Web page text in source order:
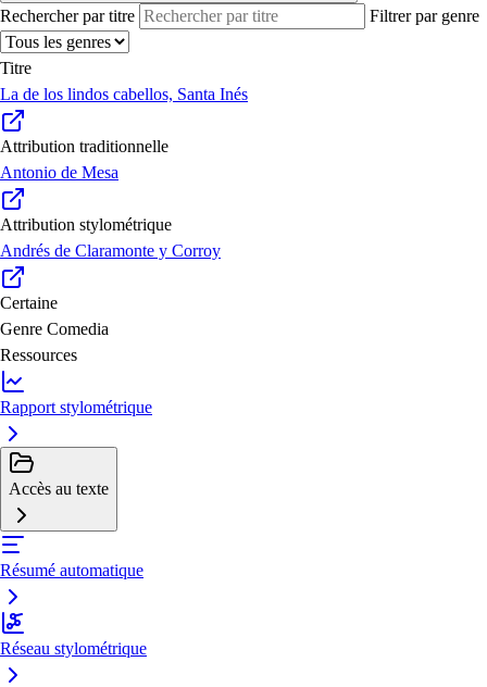
Rechercher par titre
Filtrer par genre
Titre
La de los lindos cabellos, Santa Inés
Attribution traditionnelle
Antonio de Mesa
Attribution stylométrique
Andrés de Claramonte y Corroy
Certaine
Genre Comedia
Ressources
Rapport stylométrique
Accès au texte
Résumé automatique
Réseau stylométrique